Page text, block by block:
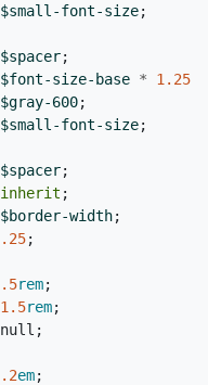
$small-font-size;
$spacer;
$font-size-base * 1 .25
$gray-600;
$small-font-size;
$spacer;
inherit ;
$border-width;
.25;
.5rem;
1 .5rem;
null ;
.2em;